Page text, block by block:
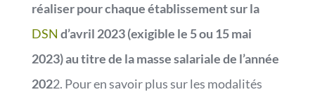
réaliser pour chaque établissement sur la
DSN d’avril 2023 (exigible le 5 ou 15 mai
2023) au titre de la masse salariale de l’année
2022. Pour en savoir plus sur les modalités